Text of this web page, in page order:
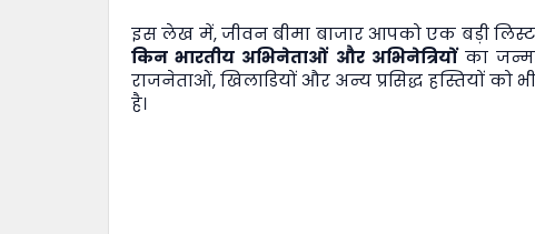
इस लेख में,जीवन बीमा बाजारआपको एक बड़ी लिस्ट
किन भारतीय अभिनेताओं और अभिनेत्रियोंका
राजनेताओं, खिलाडियों और अन्य प्रसिद्ध हस्तियों को
है।